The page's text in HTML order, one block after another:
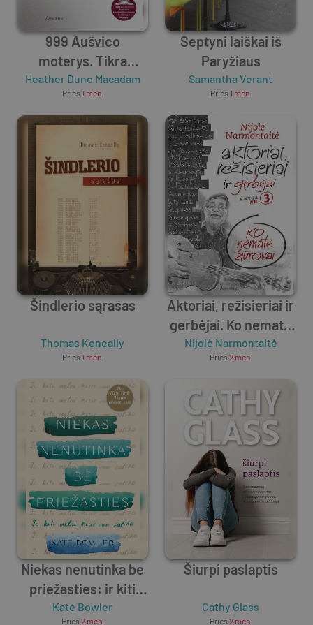
999 Aušvico
moterys. Tikra
istorija
Heather Dune Macadam
Prieš 1 mėn.
Septyni laiškai iš
Paryžiaus
Samantha Verant
Prieš 1 mėn.
Šindlerio sąrašas
Thomas Keneally
Prieš 1 mėn.
Aktoriai, režisieriai ir
gerbėjai. Ko nematė
žiūrovai
Nijolė Narmontaitė
Prieš 2 mėn.
Niekas nenutinka be
priežasties: ir kiti
melai, kurie man
Kate Bowler
Prieš 2 mėn.
Šiurpi paslaptis
Cathy Glass
Prieš 2 mėn.